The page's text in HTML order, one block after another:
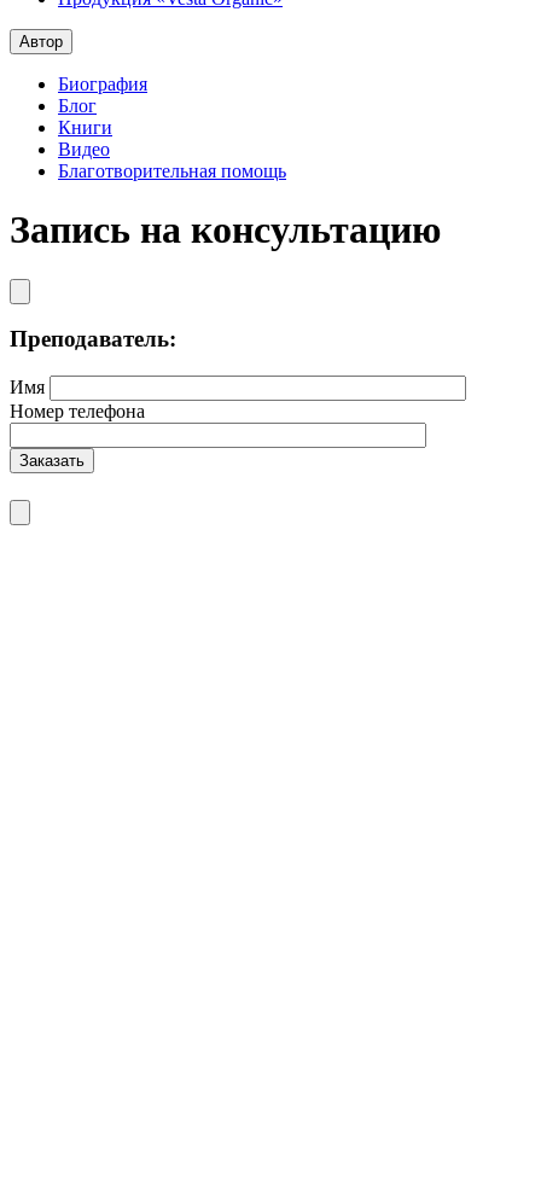
Автор
Биография
Блог
Книги
Видео
Благотворительная помощь
Запись на консультацию
Преподаватель:
Имя
Номер телефона
Заказать